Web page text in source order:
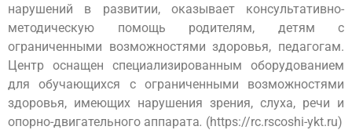
нарушений в развитии, оказывает консультативно-
методическую помощь родителям, детям с
ограниченными возможностями здоровья, педагогам.
Центр оснащен специализированным оборудованием
для обучающихся с ограниченными возможностями
здоровья, имеющих нарушения зрения, слуха, речи и
опорно-двигательного аппарата. (https://rc.rscoshi-ykt.ru)